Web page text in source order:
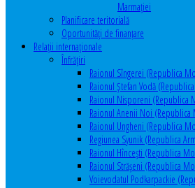
Marmației
Planificare teritorială
Oportunităţi de finanţare
Relaţii internaţionale
Înfrăţiri
Raionul Sîngerei (Republica
Raionul Ștefan Vodă
Raionul Nisporeni (Republica
Raionul Anenii Noi (Republica
Raionul Ungheni (Republica
Regiunea Syunik (Republica
Raionul Hîncești (Republica
Raionul Străşeni (Republica
Voievodatul Podkarpackie